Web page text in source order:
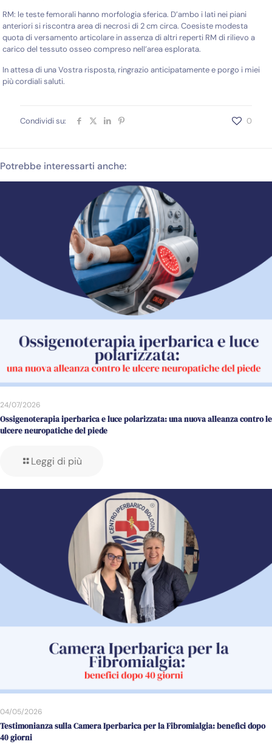
RM: le teste femorali hanno morfologia sferica. D’ambo i lati nei piani
anteriori si riscontra area di necrosi di 2 cm circa. Coesiste modesta
quota di versamento articolare in assenza di altri reperti RM di rilievo a
carico del tessuto osseo compreso nell’area esplorata.
In attesa di una Vostra risposta, ringrazio anticipatamente e porgo i miei
più cordiali saluti.
Condividi su: 0
Potrebbe interessarti anche:
24/07/2026
Ossigenoterapia iperbarica e luce polarizzata: una nuova alleanza contro le
ulcere neuropatiche del piede
Leggi di più
04/05/2026
Testimonianza sulla Camera Iperbarica per la Fibromialgia: benefici dopo
40 giorni